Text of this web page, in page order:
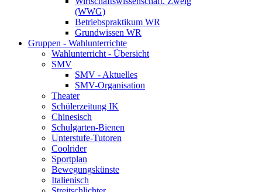
(WWG)
Betriebspraktikum WR
Grundwissen WR
Gruppen - Wahlunterrichte
Wahlunterricht - Übersicht
SMV
SMV - Aktuelles
SMV-Organisation
Theater
Schülerzeitung IK
Chinesisch
Schulgarten-Bienen
Unterstufe-Tutoren
Coolrider
Sportplan
Bewegungskünste
Italienisch